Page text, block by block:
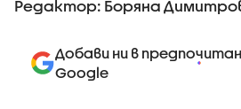
Редактор: Боряна
Добави ни в
Google